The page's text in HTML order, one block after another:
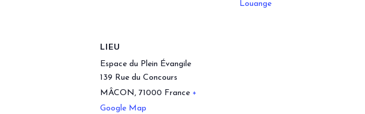
Louange
LIEU
Espace du Plein Évangile
139 Rue du Concours
MÂCON, 71000 France +
Google Map